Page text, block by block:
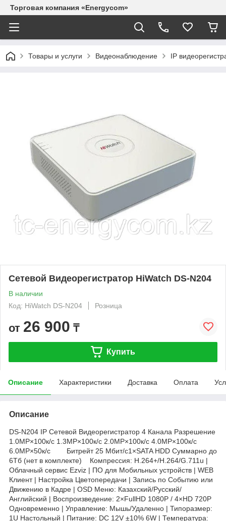
Торговая компания «Energycom»
Товары и услуги Видеонаблюдение IP
Сетевой Видеорегистратор HiWatch DS-N204
В наличии
Код: HiWatch DS-N204
Розница
от 26 900 ₸
Купить
Описание Характеристики Доставка Оплата
Описание
DS-N204 IP Сетевой Видеорегистратор 4 Канала Разрешение
1.0MP×100к/с 1.3MP×100к/с 2.0MP×100к/с 4.0MP×100к/с
6.0MP×50к/с Битрейт 25 Мбит/с1×SATA HDD Суммарно до
6Тб (нет в комплекте) Компрессия: H.264+/H.264/G.711u |
Облачный сервис Ezviz | ПО для Мобильных устройств | WEB
Клиент | Настройка Цветопередачи | Запись по Событию или
Движению в Кадре | OSD Меню: Казахский/Русский/
Английский | Воспроизведение: 2×FullHD 1080P / 4×HD 720P
Одновременно | Управление: Мышь/Удаленно | Типоразмер:
1U Настольный | Питание: DC 12V ±10% 6W | Температура: